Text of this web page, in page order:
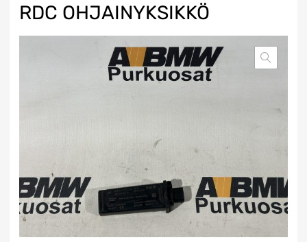
RDC OHJAINYKSIKKÖ